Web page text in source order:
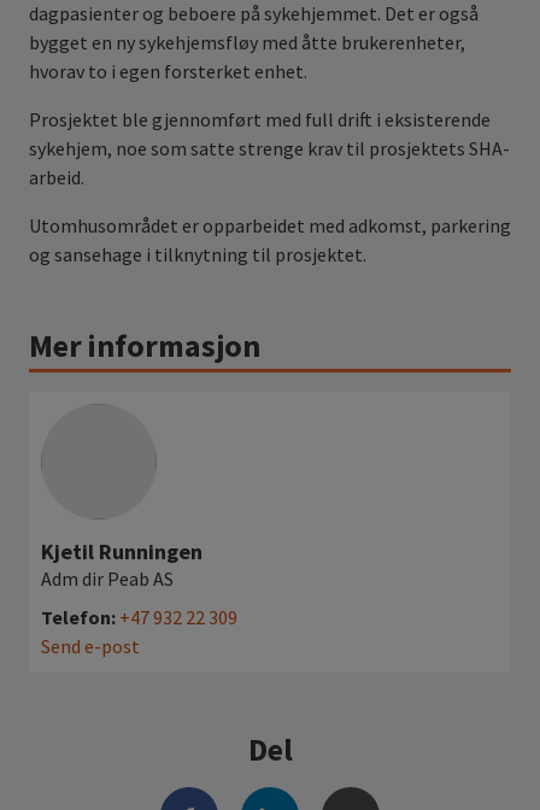
dagpasienter og beboere på sykehjemmet. Det er også
bygget en ny sykehjemsfløy med åtte brukerenheter,
hvorav to i egen forsterket enhet.
Prosjektet ble gjennomført med full drift i eksisterende
sykehjem, noe som satte strenge krav til prosjektets SHA-
arbeid.
Utomhusområdet er opparbeidet med adkomst, parkering
og sansehage i tilknytning til prosjektet.
Mer informasjon
Kjetil Runningen
Adm dir Peab AS
Telefon: +47 932 22 309
Send e-post
Del